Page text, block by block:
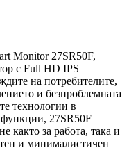
Monitor 27SR50F,
с Full HD IPS
на потребителите,
и безпроблемната
технологии в
функции, 27SR50F
както за работа, така и
и минималистичен